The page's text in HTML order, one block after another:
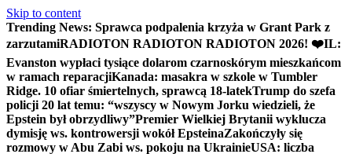
Skip to content
Trending News: Sprawca podpalenia krzyża w Grant Park z
zarzutamiRADIOTON RADIOTON RADIOTON 2026! ❤️IL:
Evanston wypłaci tysiące dolarom czarnoskórym mieszkańcom
w ramach reparacjiKanada: masakra w szkole w Tumbler
Ridge. 10 ofiar śmiertelnych, sprawcą 18-latekTrump do szefa
policji 20 lat temu: “wszyscy w Nowym Jorku wiedzieli, że
Epstein był obrzydliwy”Premier Wielkiej Brytanii wyklucza
dymisję ws. kontrowersji wokół EpsteinaZakończyły się
rozmowy w Abu Zabi ws. pokoju na UkrainieUSA: liczba